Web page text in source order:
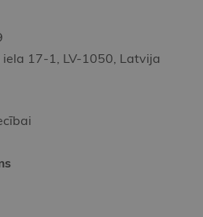
iela 17-1, LV-1050, Latvija